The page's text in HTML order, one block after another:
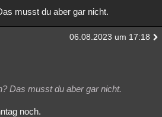
musst du aber gar nicht.
06.08.2023 um 17:18
Das musst du aber gar nicht.
noch.